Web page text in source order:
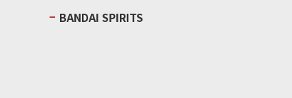
BANDAI SPIRITS